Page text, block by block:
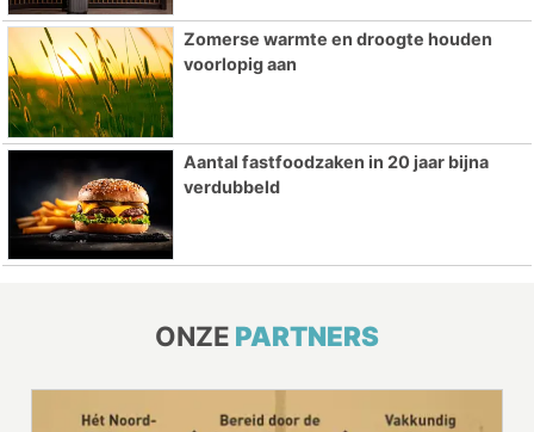
Zomerse warmte en droogte houden
voorlopig aan
Aantal fastfoodzaken in 20 jaar bijna
verdubbeld
ONZE PARTNERS